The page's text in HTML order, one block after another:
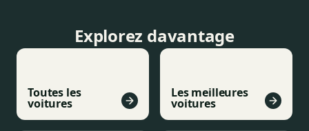
Explorez davantage
Toutes les
voitures
Les meilleures
voitures